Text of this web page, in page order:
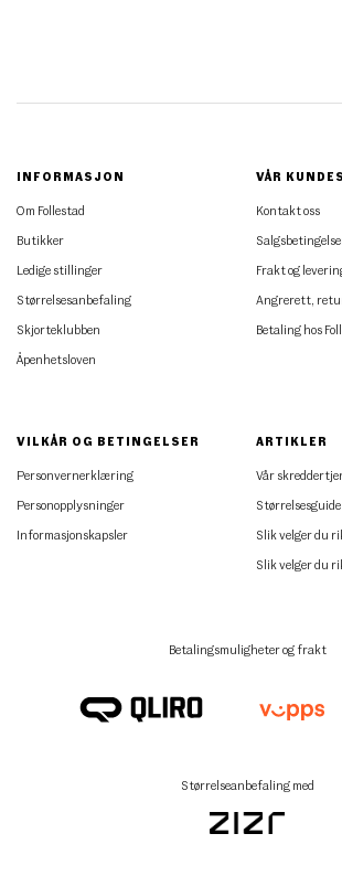
INFORMASJON
Om Follestad
Butikker
Ledige stillinger
Størrelsesanbefaling
Skjorteklubben
Åpenhetsloven
VÅR
Kontakt oss
Frakt og
Angrerett,
Betaling hos
VILKÅR OG BETINGELSER
Personvernerklæring
Personopplysninger
Informasjonskapsler
ARTIKLER
Vår
Størrelsesguide
Slik velger du
Slik velger du
Betalingsmuligheter og frakt
Størrelseanbefaling med